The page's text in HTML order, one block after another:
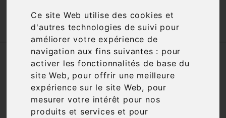
Ce site Web utilise des cookies et
d'autres technologies de suivi pour
améliorer votre expérience de
navigation aux fins suivantes : pour
activer les fonctionnalités de base du
site Web, pour offrir une meilleure
expérience sur le site Web, pour
mesurer votre intérêt pour nos
produits et services et pour
Accueil Vins Appellation
AOP
Cotaux Varois en Provence
Nous nous excusons pour la gêne
occasionnée